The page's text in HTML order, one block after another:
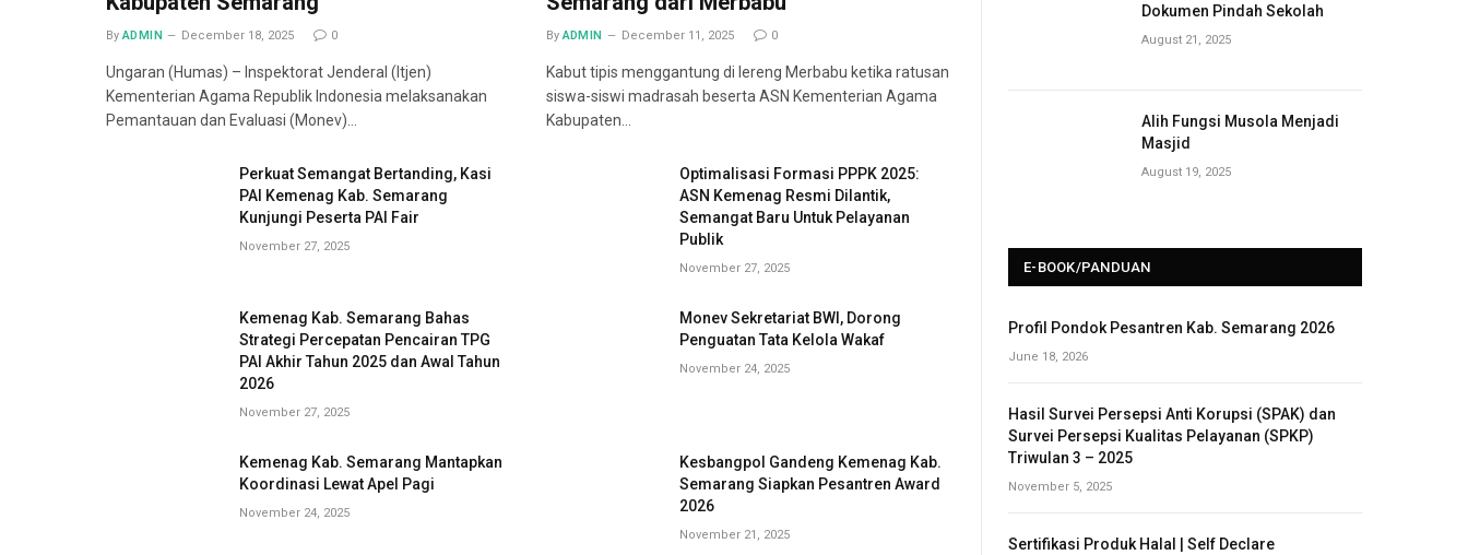
By ADMIN December 18, 2025 0
Ungaran (Humas) – Inspektorat Jenderal (Itjen)
Kementerian Agama Republik Indonesia melaksanakan
Pemantauan dan Evaluasi (Monev)…
By ADMIN December 11, 2025 0
Kabut tipis menggantung di lereng Merbabu ketika ratusan
siswa-siswi madrasah beserta ASN Kementerian Agama
Kabupaten…
Perkuat Semangat Bertanding, Kasi
PAI Kemenag Kab. Semarang
Kunjungi Peserta PAI Fair
November 27, 2025
Optimalisasi Formasi PPPK 2025:
ASN Kemenag Resmi Dilantik,
Semangat Baru Untuk Pelayanan
Publik
November 27, 2025
Kemenag Kab. Semarang Bahas
Strategi Percepatan Pencairan TPG
PAI Akhir Tahun 2025 dan Awal Tahun
2026
November 27, 2025
Monev Sekretariat BWI, Dorong
Penguatan Tata Kelola Wakaf
November 24, 2025
Kemenag Kab. Semarang Mantapkan
Koordinasi Lewat Apel Pagi
November 24, 2025
Kesbangpol Gandeng Kemenag Kab.
Semarang Siapkan Pesantren Award
2026
November 21, 2025
Dokumen Pindah Sekolah
August 21, 2025
Alih Fungsi Musola Menjadi
Masjid
August 19, 2025
E-BOOK/PANDUAN
Profil Pondok Pesantren Kab. Semarang 2026
June 18, 2026
Hasil Survei Persepsi Anti Korupsi (SPAK) dan
Survei Persepsi Kualitas Pelayanan (SPKP)
Triwulan 3 – 2025
November 5, 2025
Sertifikasi Produk Halal | Self Declare